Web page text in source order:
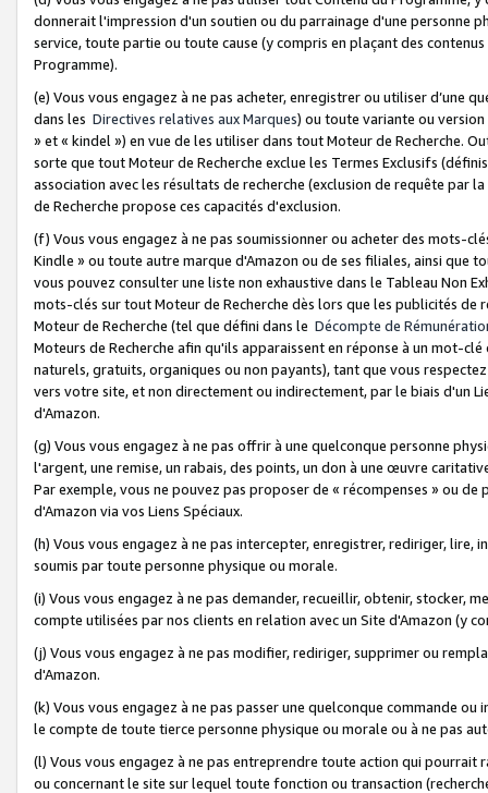
donnerait l'impression d'un soutien ou du parrainage d'une personne
service, toute partie ou toute cause (y compris en plaçant des
Programme).
(e) Vous vous engagez à ne pas acheter, enregistrer ou utiliser d’une
dans les Directives relatives aux Marques) ou toute variante ou
» et « kindel ») en vue de les utiliser dans tout Moteur de Recherche.
sorte que tout Moteur de Recherche exclue les Termes Exclusifs
association avec les résultats de recherche (exclusion de requête
de Recherche propose ces capacités d'exclusion.
(f) Vous vous engagez à ne pas soumissionner ou acheter des mots-
Kindle » ou toute autre marque d'Amazon ou de ses filiales, ainsi que
vous pouvez consulter une liste non exhaustive dans le Tableau Non
mots-clés sur tout Moteur de Recherche dès lors que les publicités de
Moteur de Recherche (tel que défini dans le Décompte de
Moteurs de Recherche afin qu'ils apparaissent en réponse à un mot-
naturels, gratuits, organiques ou non payants), tant que vous
vers votre site, et non directement ou indirectement, par le biais d'un
d'Amazon.
(g) Vous vous engagez à ne pas offrir à une quelconque personne
l'argent, une remise, un rabais, des points, un don à une œuvre
Par exemple, vous ne pouvez pas proposer de « récompenses » ou
d'Amazon via vos Liens Spéciaux.
(h) Vous vous engagez à ne pas intercepter, enregistrer, rediriger,
soumis par toute personne physique ou morale.
(i) Vous vous engagez à ne pas demander, recueillir, obtenir, stocker,
compte utilisées par nos clients en relation avec un Site d'Amazon (y
(j) Vous vous engagez à ne pas modifier, rediriger, supprimer ou
d'Amazon.
(k) Vous vous engagez à ne pas passer une quelconque commande
le compte de toute tierce personne physique ou morale ou à ne pas
(l) Vous vous engagez à ne pas entreprendre toute action qui
ou concernant le site sur lequel toute fonction ou transaction